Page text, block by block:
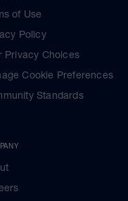
of Use
Policy
Privacy Choices
Cookie Preferences
Standards